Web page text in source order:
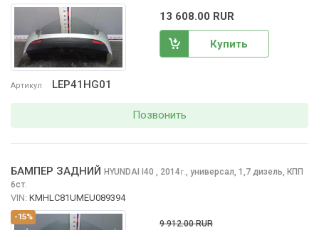
Артикул LEP41HG01
13 608.00 RUR
Купить
Позвонить
-15%
БАМПЕР ЗАДНИЙ HYUNDAI I40 , 2014г., универсал, 1,7 дизель, КПП
6ст.
VIN: KMHLC81UMEU089394
9 912.00 RUR